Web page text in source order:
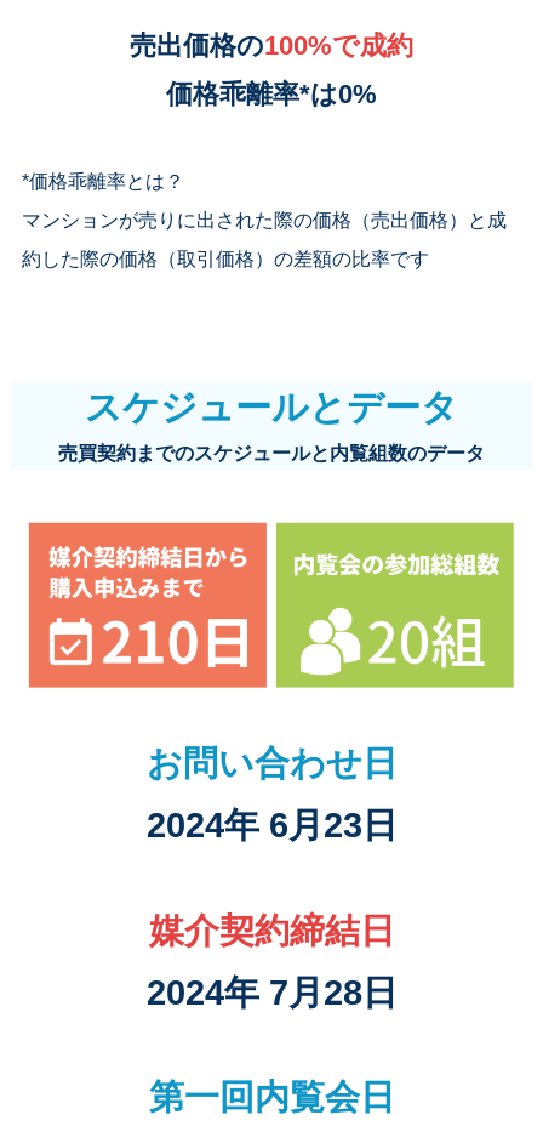
売出価格の100%で成約
価格乖離率*は0%
*価格乖離率とは？
マンションが売りに出された際の価格（売出価格）と成
約した際の価格（取引価格）の差額の比率です
スケジュールとデータ
売買契約までのスケジュールと内覧組数のデータ
お問い合わせ日
2024年 6月23日
媒介契約締結日
2024年 7月28日
第一回内覧会日